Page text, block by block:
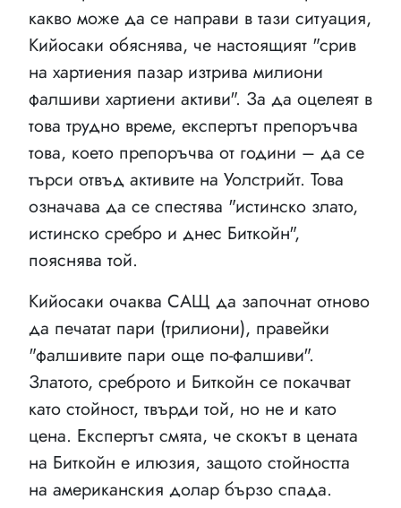
какво може да се направи в тази ситуация,
Кийосаки обяснява, че настоящият "срив
на хартиения пазар изтрива милиони
фалшиви хартиени активи". За да оцелеят в
това трудно време, експертът препоръчва
това, което препоръчва от години – да се
търси отвъд активите на Уолстрийт. Това
означава да се спестява "истинско злато,
истинско сребро и днес Биткойн",
пояснява той.
Кийосаки очаква САЩ да започнат отново
да печатат пари (трилиони), правейки
"фалшивите пари още по-фалшиви".
Златото, среброто и Биткойн се покачват
като стойност, твърди той, но не и като
цена. Експертът смята, че скокът в цената
на Биткойн е илюзия, защото стойността
на американския долар бързо спада.